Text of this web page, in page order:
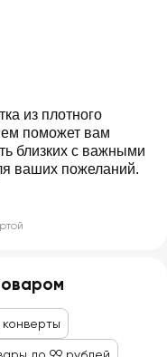
из плотного
поможет вам
близких с важными
ваших пожеланий.